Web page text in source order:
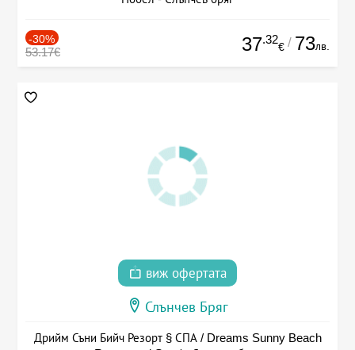
-30%
53.17€ 37.32
€ / 73лв.
виж офертата
Слънчев Бряг
Дрийм Съни Бийч Резорт § СПА / Dreams Sunny Beach